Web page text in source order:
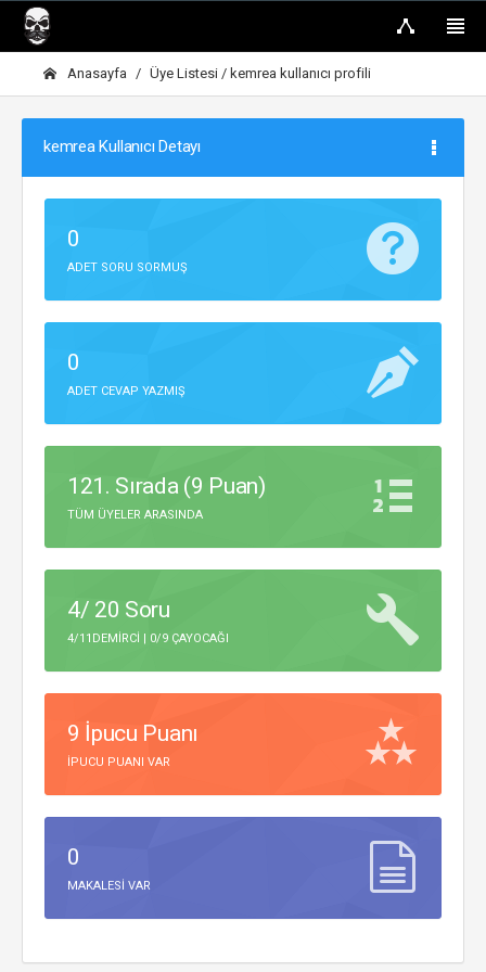
Anasayfa Üye Listesi / kemrea kullanıcı profili
kemrea Kullanıcı Detayı
0
ADET SORU SORMUŞ
0
ADET CEVAP YAZMIŞ
121. Sırada (9 Puan)
TÜM ÜYELER ARASINDA
4/ 20 Soru
4/11DEMIRCI | 0/9 ÇAYOCAĞI
9 İpucu Puanı
IPUCU PUANI VAR
0
MAKALESI VAR